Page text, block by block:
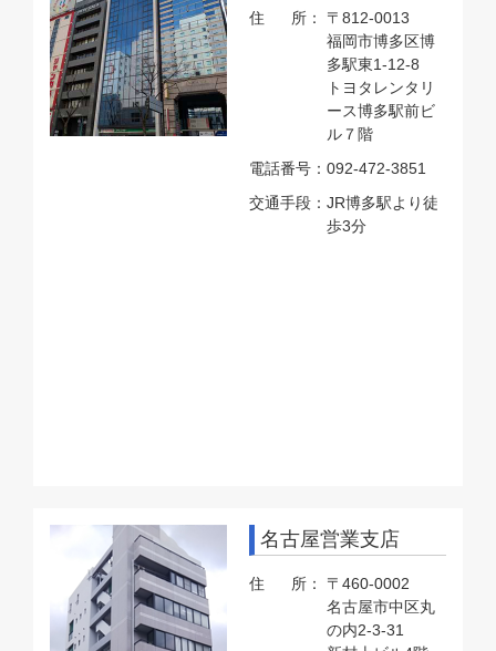
住 所：
〒812-0013
福岡市博多区博
多駅東1-12-8
トヨタレンタリ
ース博多駅前ビ
ル７階
電話番号： 092-472-3851
交通手段： JR博多駅より徒
歩3分
名古屋営業支店
住 所：
〒460-0002
名古屋市中区丸
の内2-3-31